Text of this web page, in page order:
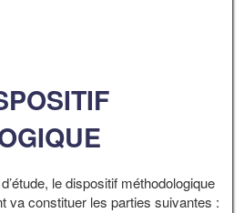
le dispositif méthodologique
va constituer les parties suivantes :